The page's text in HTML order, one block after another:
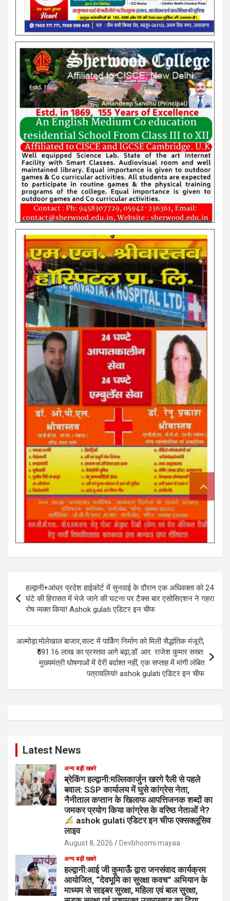
navigation
हल्द्वानी+आंध्र प्रदेश हाईकोर्ट में सुनवाई के दौरान एक अधिवक्ता को 24
घंटे की हिरासत में भेजे जाने की घटना पर टैक्स बार एसोसिएशन ने गहरा
रोष व्यक्त किया! Ashok gulati एडिटर इन चीफ
अल्मोड़ा:मोलेखाल बाजार,सल्ट में पार्किंग निर्माण को मिली सैद्धांतिक मंजूरी,
₹591.16 लाख का प्रस्ताव आगे बढ़ा,डॉ. आर. राजेश कुमार सख्त:
मुख्यमंत्री घोषणाओं में देरी बर्दाश्त नहीं, एक सप्ताह में मांगी लंबित
पत्रावलियां! ashok gulati एडिटर इन चीफ
Latest News
अन्य बड़ी खबरे
ब्रेकिंग हल्द्वानी:मल्लिकार्जुन खरगे रैली से पहले
बवाल: SSP कार्यालय में घुसे कांग्रेस नेता,
नैनीताल कप्तान के खिलाफ आपत्तिजनक शब्दों का
जमकर प्रयोग किया कांग्रेस के वरिष्ठ नेताओं ने?
ashok gulati एडिटर इन चीफ एक्सक्लूसिव
लाइव
August 8, 2026 Devbhoomi mayaa
अन्य बड़ी खबरे
हल्द्वानी:आई जी कुमाऊँ द्वारा जनसंवाद कार्यक्रम
आयोजित, “देवभूमि का सुरक्षा कवच” अभियान के
माध्यम से साइबर सुरक्षा, महिला एवं बाल सुरक्षा,